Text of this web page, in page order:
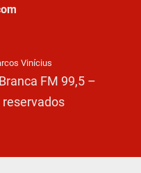
Vinícius
FM 99,5 –